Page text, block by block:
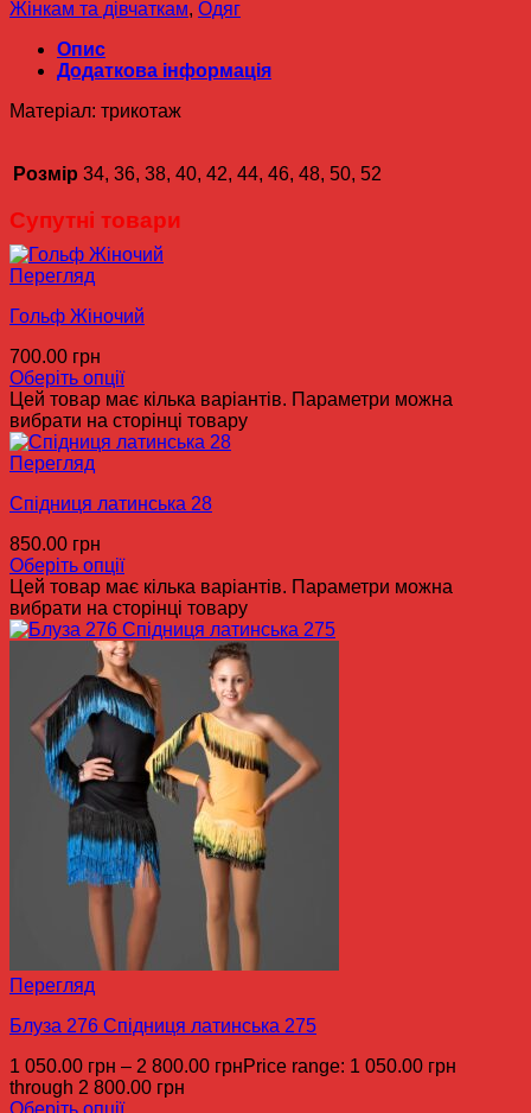
Жінкам та дівчаткам, Одяг
Опис
Додаткова інформація
Матеріал: трикотаж
Розмір 34, 36, 38, 40, 42, 44, 46, 48, 50, 52
Супутні товари
Перегляд
Гольф Жіночий
700.00 грн
Оберіть опції
Цей товар має кілька варіантів. Параметри можна
вибрати на сторінці товару
Перегляд
Спідниця латинська 28
850.00 грн
Оберіть опції
Цей товар має кілька варіантів. Параметри можна
вибрати на сторінці товару
Перегляд
Блуза 276 Спідниця латинська 275
1 050.00 грн – 2 800.00 грнPrice range: 1 050.00 грн
through 2 800.00 грн